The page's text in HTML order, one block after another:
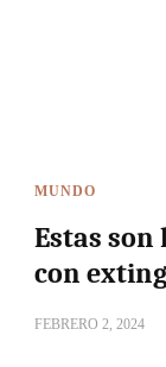
MUNDO
Estas son
con
FEBRERO 2, 2024